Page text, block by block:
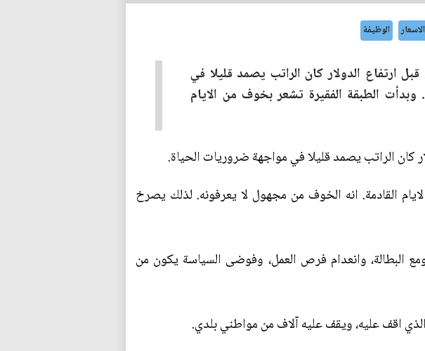
الوظيفة
ارتفاع الدولار كان الراتب يصمد قليلا في
وبدأت الطبقة الفقيرة تشعر بخوف من الايام
كان الراتب يصمد قليلا في مواجهة ضروريات الحياة.
القادمة. انه الخوف من مجهول لا يعرفونه. لذلك يصرخ
البطالة، وانعدام فرص العمل، وفوضى السياسة يكون من
اقف عليه، ويقف عليه آلاف من مواطني بلدي.